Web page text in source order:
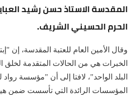
المقدسة الاستاذ حسن رشيد
الحرم الحسيني الشريف.
وقال الأمين العام للعتبة المقدسة، إن
الخبرات هي من الحالات المتقدمة
البلد الواحد"، لافتا إلى أن "مؤسسة رواد
المؤسسات الرائدة التي تأسست ضمن